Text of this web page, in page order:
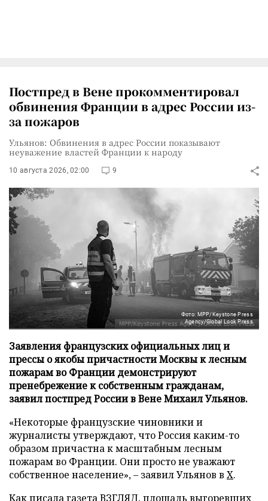
Постпред в Вене прокомментировал
обвинения Франции в адрес России из-
за пожаров
Ульянов: Обвинения в адрес России показывают
неуважение властей Франции к народу
10 августа 2026, 02:00 9
Фото: MPP/Keystone Press
Agency/Global Look Press
Заявления французских официальных лиц и
прессы о якобы причастности Москвы к лесным
пожарам во Франции демонстрируют
пренебрежение к собственным гражданам,
заявил постпред России в Вене Михаил Ульянов.
«Некоторые французские чиновники и
журналисты утверждают, что Россия каким-то
образом причастна к масштабным лесным
пожарам во Франции. Они просто не уважают
собственное население», – заявил Ульянов в X.
Как писала газета ВЗГЛЯД, площадь выгоревших